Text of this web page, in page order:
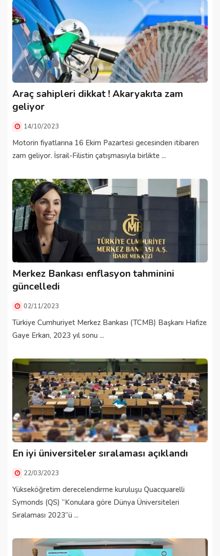
Araç sahipleri dikkat ! Akaryakıta zam
geliyor
14/10/2023
Motorin fiyatlarına 16 Ekim Pazartesi gecesinden itibaren
zam geliyor. İsrail-Filistin çatışmasıyla birlikte ...
Merkez Bankası enflasyon tahminini
güncelledi
02/11/2023
Türkiye Cumhuriyet Merkez Bankası (TCMB) Başkanı Hafize
Gaye Erkan, 2023 yıl sonu ...
En iyi üniversiteler sıralaması açıklandı
22/03/2023
Yükseköğretim derecelendirme kuruluşu Quacquarelli
Symonds (QS) “Konulara göre Dünya Üniversiteleri
Sıralaması 2023”ü ...